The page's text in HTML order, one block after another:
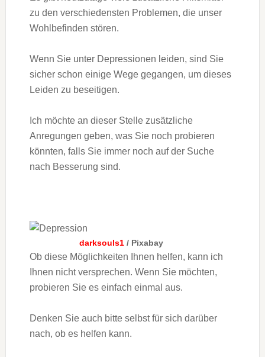
zu den verschiedensten Problemen, die unser
Wohlbefinden stören.
Wenn Sie unter Depressionen leiden, sind Sie
sicher schon einige Wege gegangen, um dieses
Leiden zu beseitigen.
Ich möchte an dieser Stelle zusätzliche
Anregungen geben, was Sie noch probieren
könnten, falls Sie immer noch auf der Suche
nach Besserung sind.
darksouls1/ Pixabay
Ob diese Möglichkeiten Ihnen helfen, kann ich
Ihnen nicht versprechen. Wenn Sie möchten,
probieren Sie es einfach einmal aus.
Denken Sie auch bitte selbst für sich darüber
nach, ob es helfen kann.